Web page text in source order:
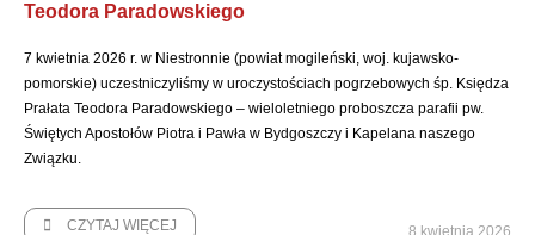
Teodora Paradowskiego
7 kwietnia 2026 r. w Niestronnie (powiat mogileński, woj. kujawsko-
pomorskie) uczestniczyliśmy w uroczystościach pogrzebowych śp. Księdza
Prałata Teodora Paradowskiego – wieloletniego proboszcza parafii pw.
Świętych Apostołów Piotra i Pawła w Bydgoszczy i Kapelana naszego
Związku.
CZYTAJ WIĘCEJ 8 kwietnia 2026